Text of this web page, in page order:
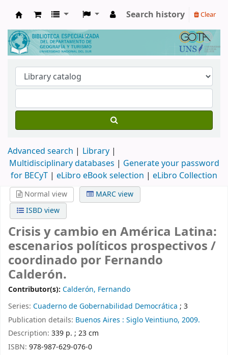
Biblioteca de Geografía y Turismo
Search history Clear
Advanced search
Library
Multidisciplinary databases | Generate your password
for BECyT | eLibro eBook selection | eLibro Collection
Normal view
MARC view
ISBD view
Crisis y cambio en América Latina:
escenarios políticos prospectivos /
coordinado por Fernando
Calderón.
Contributor(s): Calderón, Fernando
Series: Cuaderno de Gobernabilidad Democrática ; 3
Publication details: Buenos Aires : Siglo Veintiuno, 2009.
Description: 339 p. ; 23 cm
ISBN: 978-987-629-076-0